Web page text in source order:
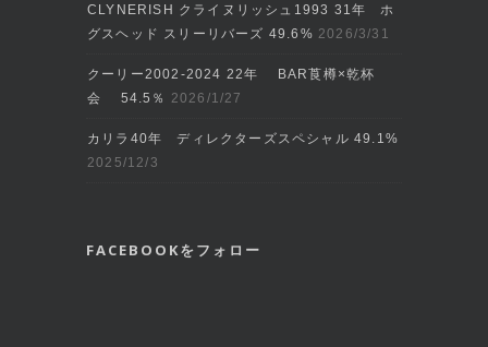
CLYNERISH クライヌリッシュ1993 31年 ホ
グスヘッド スリーリバーズ 49.6% 2026/3/31
クーリー2002‐2024 22年 BAR莨樽×乾杯
会 54.5％
2026/1/27
カリラ40年 ディレクターズスペシャル 49.1%
2025/12/3
FACEBOOKをフォロー